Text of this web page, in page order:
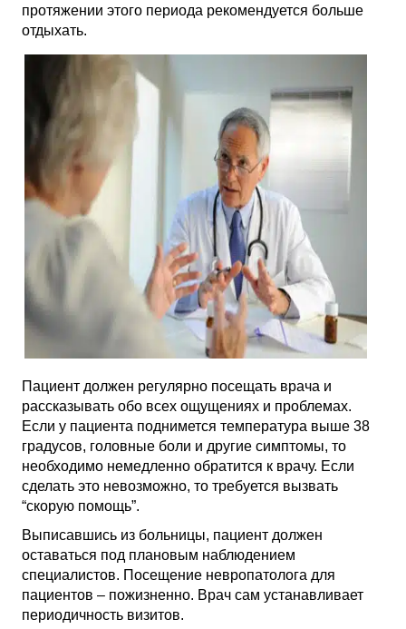
протяжении этого периода рекомендуется больше
отдыхать.
Пациент должен регулярно посещать врача и
рассказывать обо всех ощущениях и проблемах.
Если у пациента поднимется температура выше 38
градусов, головные боли и другие симптомы, то
необходимо немедленно обратится к врачу. Если
сделать это невозможно, то требуется вызвать
“скорую помощь”.
Выписавшись из больницы, пациент должен
оставаться под плановым наблюдением
специалистов. Посещение невропатолога для
пациентов – пожизненно. Врач сам устанавливает
периодичность визитов.